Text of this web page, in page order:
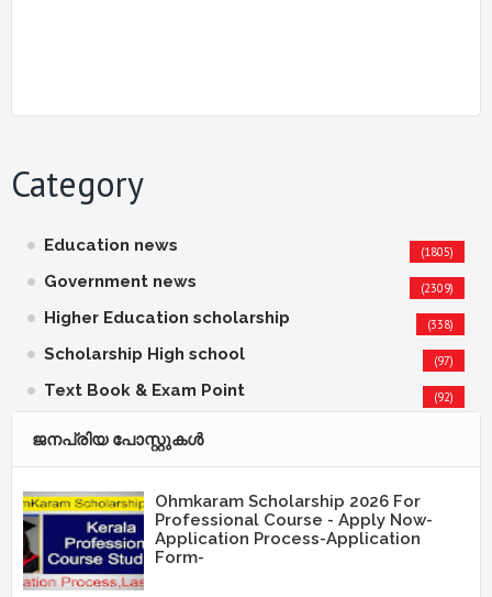
Category
Education news (1805)
Government news (2309)
Higher Education scholarship (338)
Scholarship High school (97)
Text Book & Exam Point (92)
ജനപ്രിയ പോസ്റ്റുകള്‍‌
Ohmkaram Scholarship 2026 For
Professional Course - Apply Now-
Application Process-Application
Form-